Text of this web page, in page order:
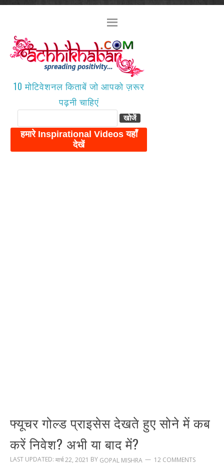
10 मोटिवेशनल किताबें जो आपको ज़रूर
पढ़नी चाहिएं
फ्यूचर गोल्ड प्राइसेस देखते हुए सोने में कब
करें निवेश? अभी या बाद में?
LAST UPDATED: मार्च 22, 2021 BY GOPAL MISHRA 12 COMMENTS